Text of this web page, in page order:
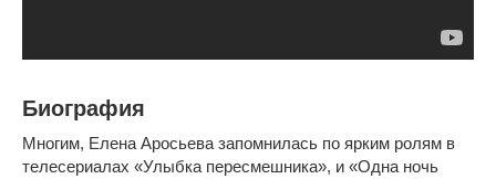
Биография
Многим, Елена Аросьева запомнилась по ярким ролям в
телесериалах «Улыбка пересмешника», и «Одна ночь